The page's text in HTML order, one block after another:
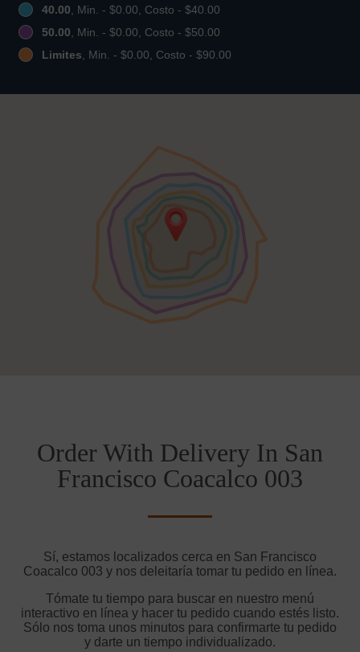
40.00, Min. - $0.00, Costo - $40.00
50.00, Min. - $0.00, Costo - $50.00
Limites, Min. - $0.00, Costo - $90.00
Order With Delivery In San
Francisco Coacalco 003
Sí, estamos localizados cerca en San Francisco
Coacalco 003 y nos deleitaría tomar tu pedido en línea.
Tómate tu tiempo para buscar en nuestro menú
interactivo en línea y hacer tu pedido cuando estés listo.
Sólo nos toma unos minutos para confirmarte tu pedido
y darte un tiempo individualizado.